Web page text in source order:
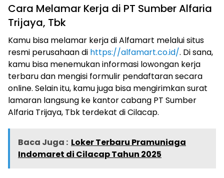
Cara Melamar Kerja di PT Sumber Alfaria
Trijaya, Tbk
Kamu bisa melamar kerja di Alfamart melalui situs
resmi perusahaan di https://alfamart.co.id/. Di sana,
kamu bisa menemukan informasi lowongan kerja
terbaru dan mengisi formulir pendaftaran secara
online. Selain itu, kamu juga bisa mengirimkan surat
lamaran langsung ke kantor cabang PT Sumber
Alfaria Trijaya, Tbk terdekat di Cilacap.
Baca Juga : Loker Terbaru Pramuniaga
Indomaret di Cilacap Tahun 2025